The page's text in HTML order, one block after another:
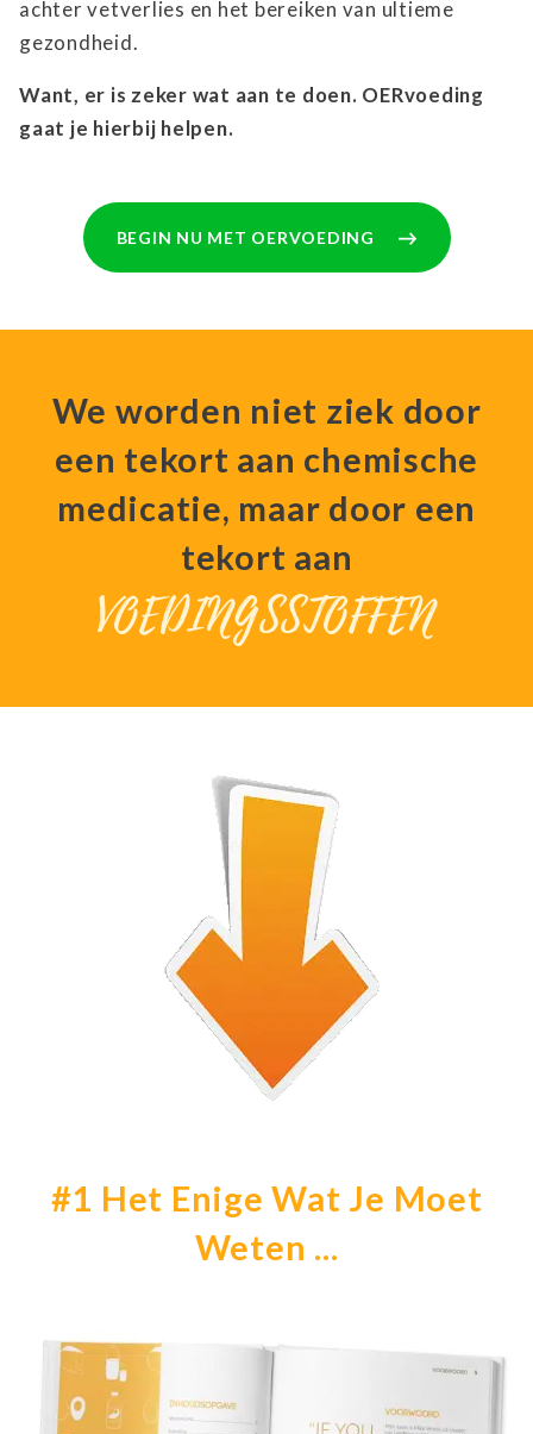
achter vetverlies en het bereiken van ultieme
gezondheid.
Want, er is zeker wat aan te doen. OERvoeding
gaat je hierbij helpen.
BEGIN NU MET OERVOEDING
We worden niet ziek door
een tekort aan chemische
medicatie, maar door een
tekort aan
VOEDINGSSTOFFEN
#1 Het Enige Wat Je Moet
Weten ...